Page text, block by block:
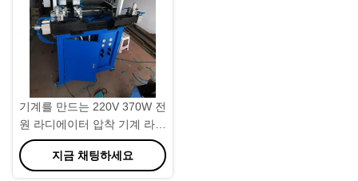
기계를 만드는 220V 370W 전
원 라디에이터 압착 기계 라디
에이터
지금 채팅하세요